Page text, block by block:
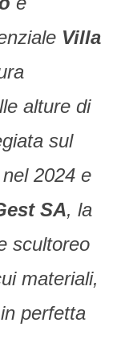
Villa
alture di
sul
2024 e
SA, la
scultoreo
materiali,
perfetta